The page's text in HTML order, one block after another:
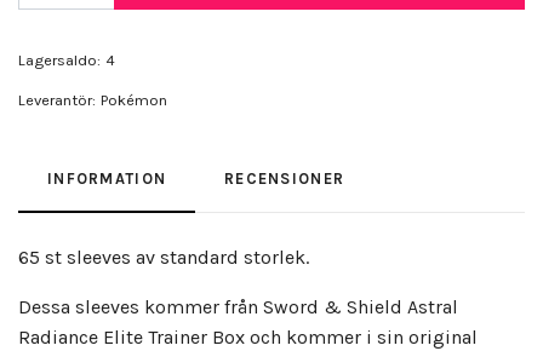
Lagersaldo: 4
Leverantör: Pokémon
INFORMATION RECENSIONER
65 st sleeves av standard storlek.
Dessa sleeves kommer från Sword & Shield Astral
Radiance Elite Trainer Box och kommer i sin original